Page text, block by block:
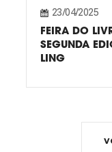
23/04/2025
FEIRA DO
SEGUNDA
LING